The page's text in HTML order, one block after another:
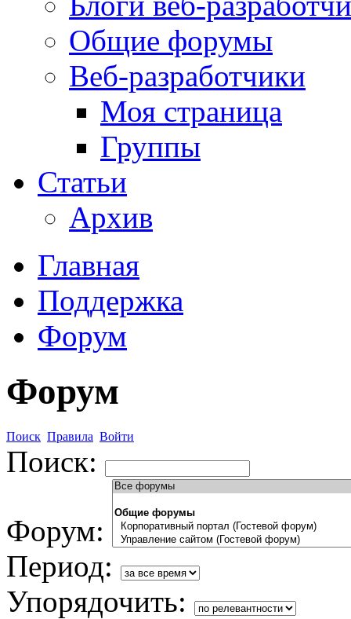
Общие форумы
Веб-разработчики
Моя страница
Группы
Статьи
Архив
Главная
Поддержка
Форум
Форум
Поиск Правила Войти
Поиск:
Форум:
Период:
Упорядочить: